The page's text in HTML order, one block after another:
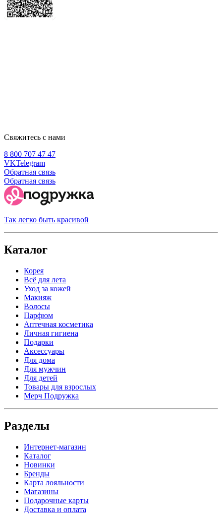
Свяжитесь с нами
8 800 707 47 47
VKTelegram
Обратная связь
Обратная связь
Так легко быть красивой
Каталог
Корея
Всё для лета
Уход за кожей
Макияж
Волосы
Парфюм
Аптечная косметика
Личная гигиена
Подарки
Аксессуары
Для дома
Для мужчин
Для детей
Товары для взрослых
Мерч Подружка
Разделы
Интернет-магазин
Каталог
Новинки
Бренды
Карта лояльности
Магазины
Подарочные карты
Доставка и оплата